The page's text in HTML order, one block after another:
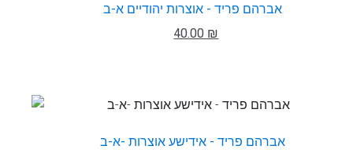
אברהם פריד - אוצרות יהודיים א-ב
40.00 ₪
אברהם פריד - אידישע אוצרות -א-ב